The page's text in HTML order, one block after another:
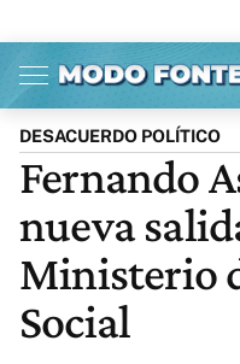
Inicio Ahora
Política
Ciencia
Cultura
Arte
Clima
CARAS
Videos
Business
Actualidad
DESACUERDO POLÍTICO
Fernando
nueva
Ministerio
Social